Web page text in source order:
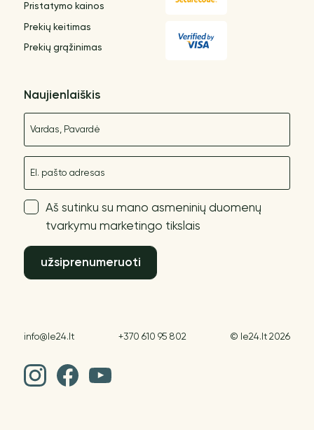
Pristatymo kainos
Prekių keitimas
Prekių grąžinimas
Naujienlaiškis
Aš sutinku su mano asmeninių duomenų
tvarkymu marketingo tikslais
užsiprenumeruoti
info@le24.lt +370 610 95 802 © le24.lt 2026